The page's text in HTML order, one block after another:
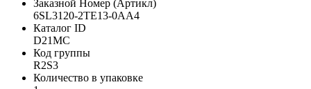
Заказной Номер (Артикл)
6SL3120-2TE13-0AA4
Каталог ID
D21MC
Код группы
R2S3
Количество в упаковке